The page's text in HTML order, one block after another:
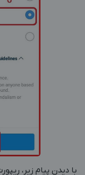
با دیدن پیام زیر،